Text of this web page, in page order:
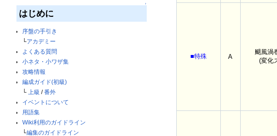
↑
はじめに
序盤の手引き
└アカデミー
よくある質問
小ネタ・小ワザ集
攻略情報
編成ガイド(初級)
└
上級 /番外
イベントについて
用語集
Wiki利用のガイドライン
└編集のガイドライン
■特殊 A
颶風渦
(変化